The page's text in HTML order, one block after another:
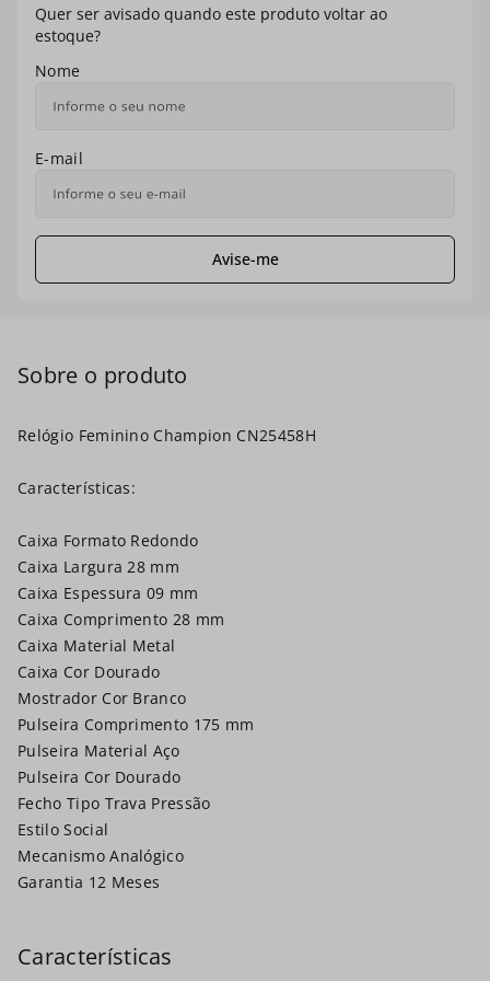
Relógio Feminino Champion CN25458H
Características:
Caixa Formato Redondo
Caixa Largura 28 mm
Caixa Espessura 09 mm
Caixa Comprimento 28 mm
Caixa Material Metal
Caixa Cor Dourado
Mostrador Cor Branco
Pulseira Comprimento 175 mm
Pulseira Material Aço
Pulseira Cor Dourado
Fecho Tipo Trava Pressão
Estilo Social
Mecanismo Analógico
Garantia 12 Meses
º masculino
º ch30224
kit troca-pulseira
10º relogio prata dourado